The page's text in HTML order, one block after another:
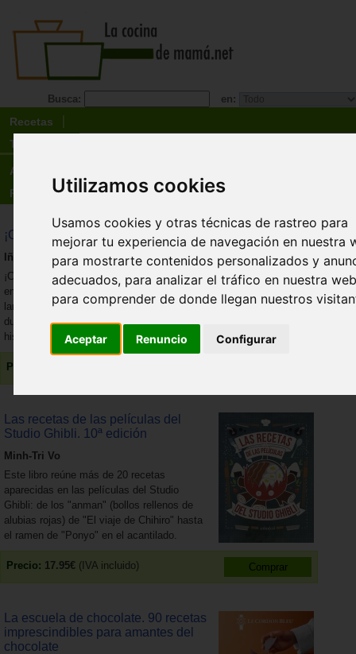
Utilizamos cookies
Usamos cookies y otras técnicas de rastreo para
mejorar tu experiencia de navegación en nuestra
para mostrarte contenidos personalizados y
adecuados, para analizar el tráfico en nuestra
para comprender de donde llegan nuestros
Aceptar Renuncio Configurar
Busca: en:
Recetas
Tienda
Actualidad
Registro
¡Corten! 100 recetas de película
Iñaki Mayora Olcoz
¡Corten! Repetimos las 100 mejores tomas
en tu cocina: ¡dulces, salado, acción! lo
largo del libro, el autor reúne platos salados,
dulces y cócteles más recordados de la
historia del cine
Precio:
Las recetas de las películas del
Studio Ghibli. 10ª edición
Minh-Tri Vo
Este libro reúne más de 20 recetas
aparecidas en las películas del Studio
Ghibli: de los "anman" (bollos rellenos de
alubias rojas) de "El viaje de Chihiro" hasta
el ramen de "Ponyo" en el acantilado.
Precio: 17.95€ (IVA incluido)
La escuela de chocolate. 90 recetas
imprescindibles para amantes del
chocolate